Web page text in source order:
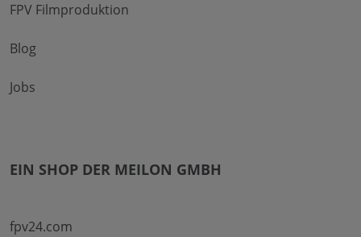
FPV Filmproduktion
Blog
Jobs
EIN SHOP DER MEILON GMBH
fpv24.com